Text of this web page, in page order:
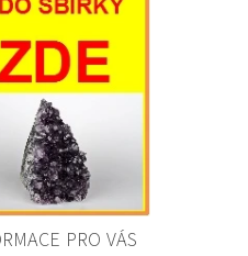
PRO VÁS